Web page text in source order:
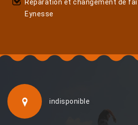
Réparation et changement de
Eynesse
indisponible